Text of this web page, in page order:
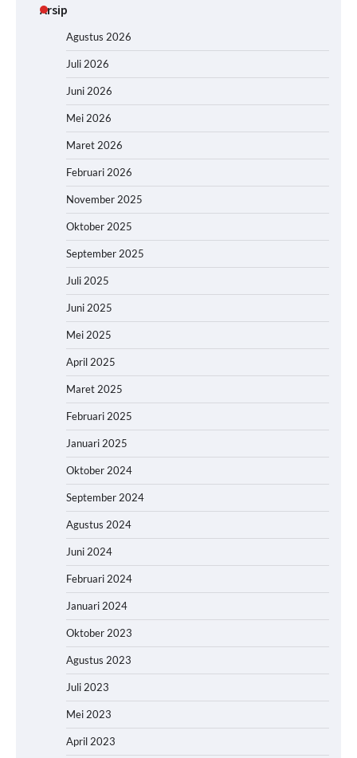
Arsip
Agustus 2026
Juli 2026
Juni 2026
Mei 2026
Maret 2026
Februari 2026
November 2025
Oktober 2025
September 2025
Juli 2025
Juni 2025
Mei 2025
April 2025
Maret 2025
Februari 2025
Januari 2025
Oktober 2024
September 2024
Agustus 2024
Juni 2024
Februari 2024
Januari 2024
Oktober 2023
Agustus 2023
Juli 2023
Mei 2023
April 2023